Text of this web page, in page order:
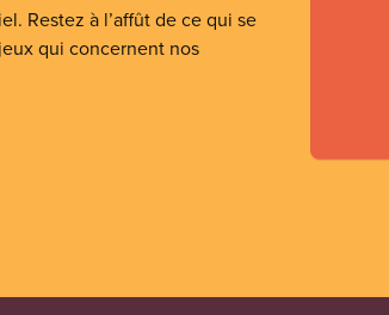
Restez à l’affût de ce qui se
qui concernent nos